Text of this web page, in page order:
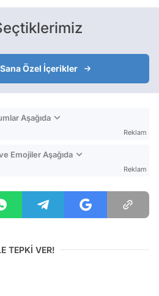
Özel İçerikler
Aşağıda
Reklam
Emojiler Aşağıda
Reklam
TEPKİ VER!